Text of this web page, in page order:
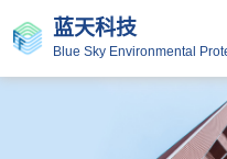
蓝天科技
Blue Sky Environmental